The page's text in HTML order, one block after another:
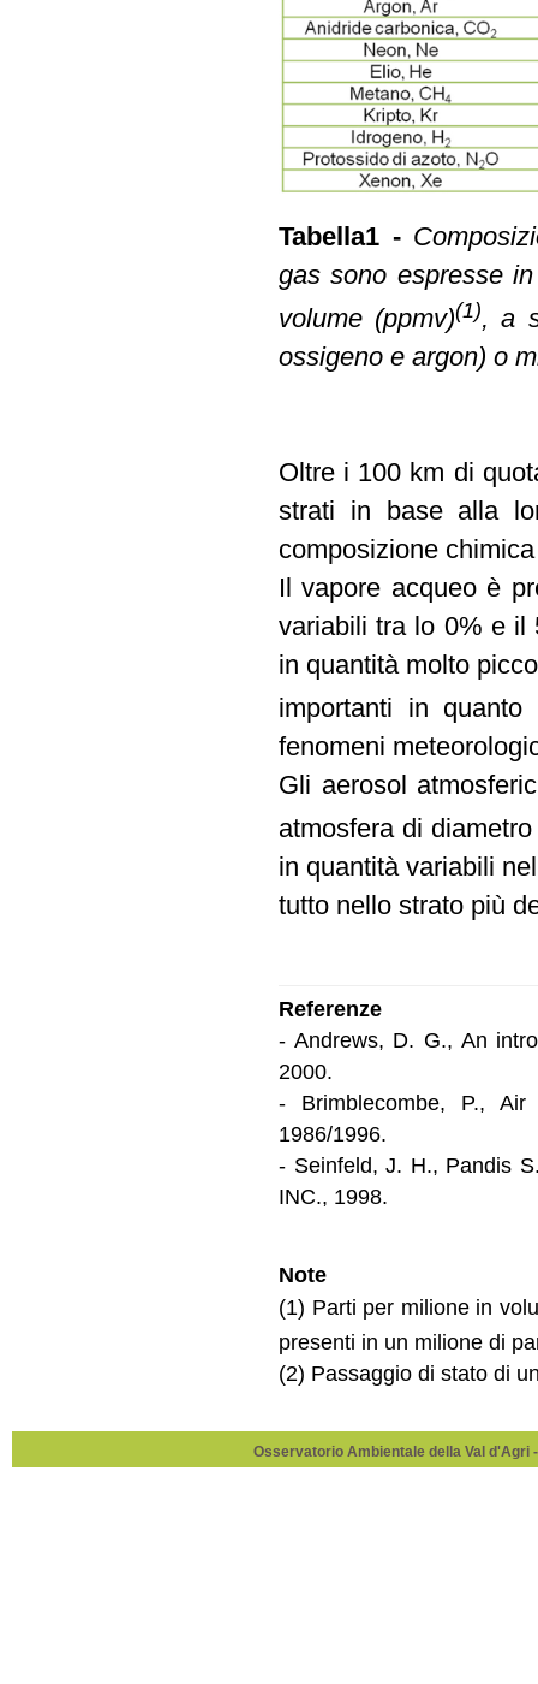
Tabella1 -
gas sono espresse
volume (ppmv)(1), a
ossigeno e argon) o
Oltre i 100 km di
strati in base alla
composizione
Il vapore acqueo è
variabili tra lo 0% e il
in quantità molto
importanti in quanto
fenomeni
Gli aerosol
atmosfera di
in quantità variabili
tutto nello strato più
Referenze
- Andrews, D. G., An
2000.
- Brimblecombe, P., Air
1986/1996.
- Seinfeld, J. H., Pandis
INC., 1998.
Note
(1) Parti per milione in
presenti in un milione di
(2) Passaggio di stato di
Osservatorio Ambientale della Val d'Agri